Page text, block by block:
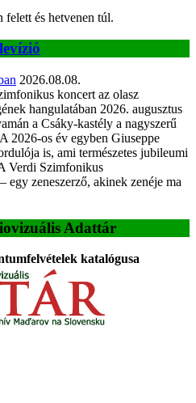
és hetvenen túl.
2026.08.08.
koncert az olasz
hangulatában 2026. augusztus
a Csáky-kastély a nagyszerű
2026-os év egyben Giuseppe
is, ami természetes jubileumi
Verdi Szimfonikus
egy zeneszerző, akinek zenéje ma
Adattár
katalógusa